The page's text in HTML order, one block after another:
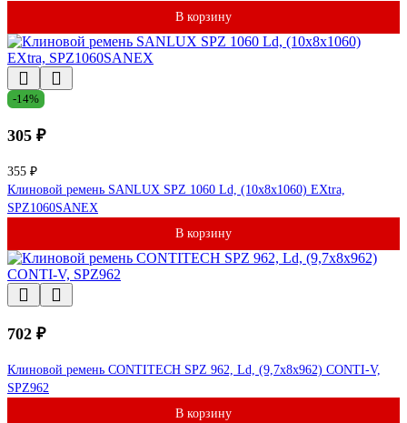
В корзину
-14%
305 ₽
355 ₽
Клиновой ремень SANLUX SPZ 1060 Ld, (10x8x1060) EXtra,
SPZ1060SANEX
В корзину
702 ₽
Клиновой ремень CONTITECH SPZ 962, Ld, (9,7x8x962) CONTI-V,
SPZ962
В корзину